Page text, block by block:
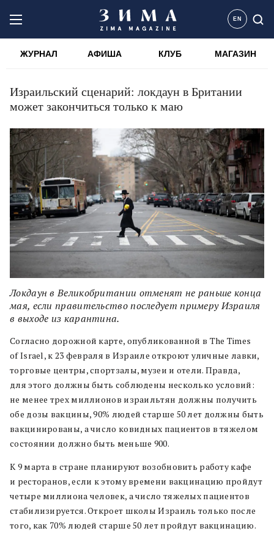
EN
ЖУРНАЛ АФИША КЛУБ МАГАЗИН
Израильский сценарий: локдаун в Британии
может закончиться только к маю
Локдаун в Великобритании отменят не раньше конца
мая, если правительство последует примеру Израиля
в выходе из карантина.
Согласно дорожной карте, опубликованной в The Times
of Israel, к 23 февраля в Израиле откроют уличные лавки,
торговые центры, спортзалы, музеи и отели. Правда,
для этого должны быть соблюдены несколько условий:
не менее трех миллионов израильтян должны получить
обе дозы вакцины, 90% людей старше 50 лет должны быть
вакцинированы, а число ковидных пациентов в тяжелом
состоянии должно быть меньше 900.
К 9 марта в стране планируют возобновить работу кафе
и ресторанов, если к этому времени вакцинацию пройдут
четыре миллиона человек, а число тяжелых пациентов
стабилизируется. Откроет школы Израиль только после
того, как 70% людей старше 50 лет пройдут вакцинацию.